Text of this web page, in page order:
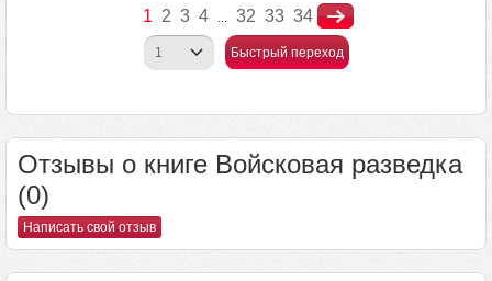
1 2 3 4 ... 32 33 34
Быстрый переход
Отзывы о книге Войсковая разведка
(0)
Написать свой отзыв